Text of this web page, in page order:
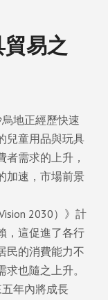
易之
地正經歷快速
兒童用品與玩具
需求的上升，
加速，市場前景
2030）》計
，這促進了各行
民的消費能力不
也隨之上升。
年內將成長